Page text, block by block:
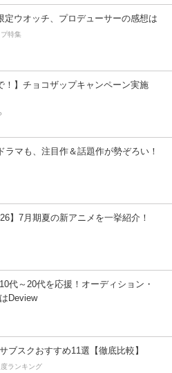
定ウオッチ、プロデューサーの感想は
特集
！】チョコザップキャンペーン実施
ラマも、注目作＆話題作が勢ぞろい！
】7月期夏の新アニメを一挙紹介！
代～20代を応援！オーディション・
Deview
ブスクおすすめ11選【徹底比較】
ランキング